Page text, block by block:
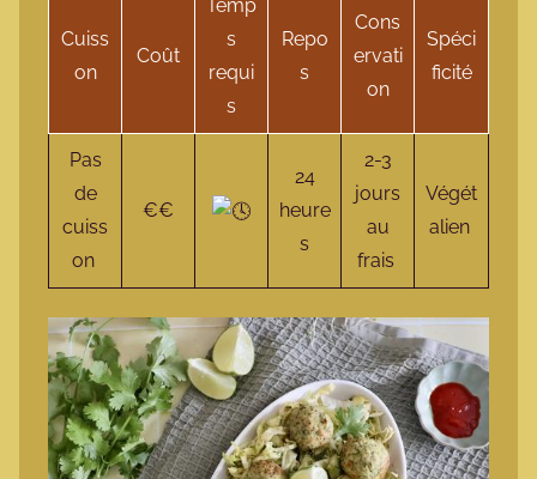
Cuiss
on
Coût
Temp
s
requi
s
Repo
s
Cons
ervati
on
Spéci
ficité
Pas
de
cuiss
on
€€
24
heure
s
2-3
jours
au
frais
Végét
alien